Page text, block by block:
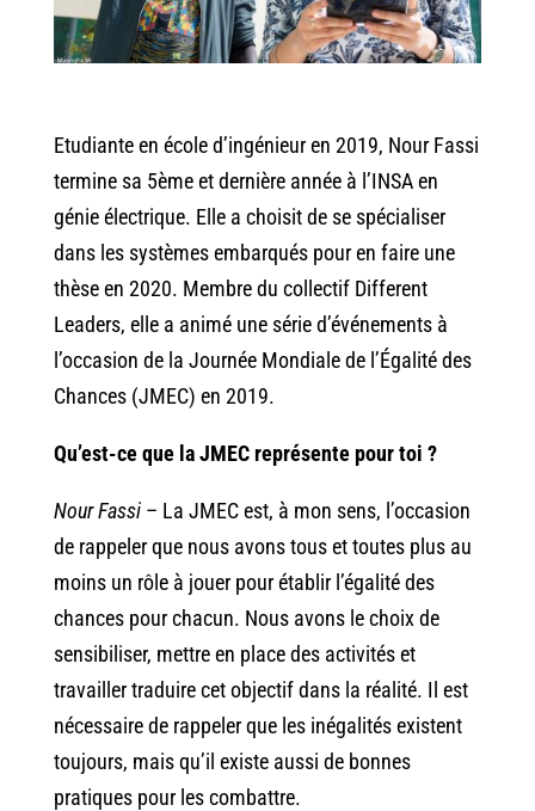
Etudiante en école d’ingénieur en 2019, Nour Fassi
termine sa 5ème et dernière année à l’INSA en
génie électrique. Elle a choisit de se spécialiser
dans les systèmes embarqués pour en faire une
thèse en 2020. Membre du collectif Different
Leaders, elle a animé une série d’événements à
l’occasion de la Journée Mondiale de l’Égalité des
Chances (JMEC) en 2019.
Qu’est-ce que la JMEC représente pour toi ?
Nour Fassi– La JMEC est, à mon sens, l’occasion
de rappeler que nous avons tous et toutes plus au
moins un rôle à jouer pour établir l’égalité des
chances pour chacun. Nous avons le choix de
sensibiliser, mettre en place des activités et
travailler traduire cet objectif dans la réalité. Il est
nécessaire de rappeler que les inégalités existent
toujours, mais qu’il existe aussi de bonnes
pratiques pour les combattre.